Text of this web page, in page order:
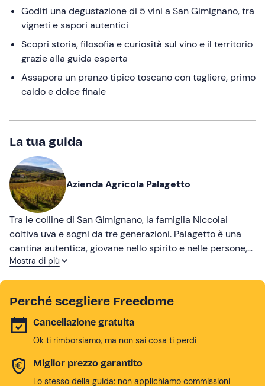
changing
dates.
Goditi una degustazione di 5 vini a San Gimignano, tra
vigneti e sapori autentici
Scopri storia, filosofia e curiosità sul vino e il territorio
grazie alla guida esperta
Assapora un pranzo tipico toscano con tagliere, primo
caldo e dolce finale
La tua guida
Azienda Agricola Palagetto
Tra le colline di San Gimignano, la famiglia Niccolai
coltiva uva e sogni da tre generazioni. Palagetto è una
cantina autentica, giovane nello spirito e nelle persone,
dove ogni calice racconta una storia di passione, terra e
Mostra di più
Perché scegliere Freedome
Cancellazione gratuita
Ok ti rimborsiamo, ma non sai cosa ti perdi
Miglior prezzo garantito
Lo stesso della guida: non applichiamo commissioni